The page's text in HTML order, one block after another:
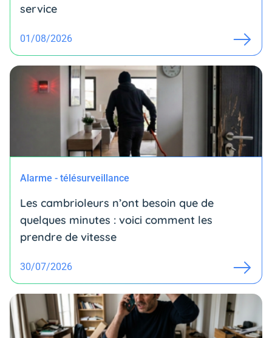
service
01/08/2026
Alarme - télésurveillance
Les cambrioleurs n’ont besoin que de
quelques minutes : voici comment les
prendre de vitesse
30/07/2026